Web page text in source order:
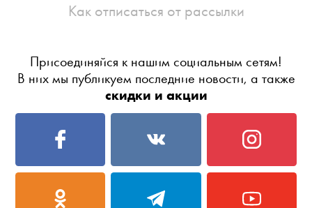
Как отписаться от рассылки
Присоединяйся к нашим социальным сетям!
В них мы публикуем последние новости, а также
скидки и акции